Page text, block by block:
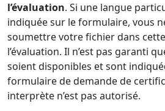
l’évaluation. Si une langue
indiquée sur le formulaire, vous
soumettre votre fichier dans
l’évaluation. Il n’est pas garanti
soient disponibles et sont
formulaire de demande de
interprète n’est pas autorisé.